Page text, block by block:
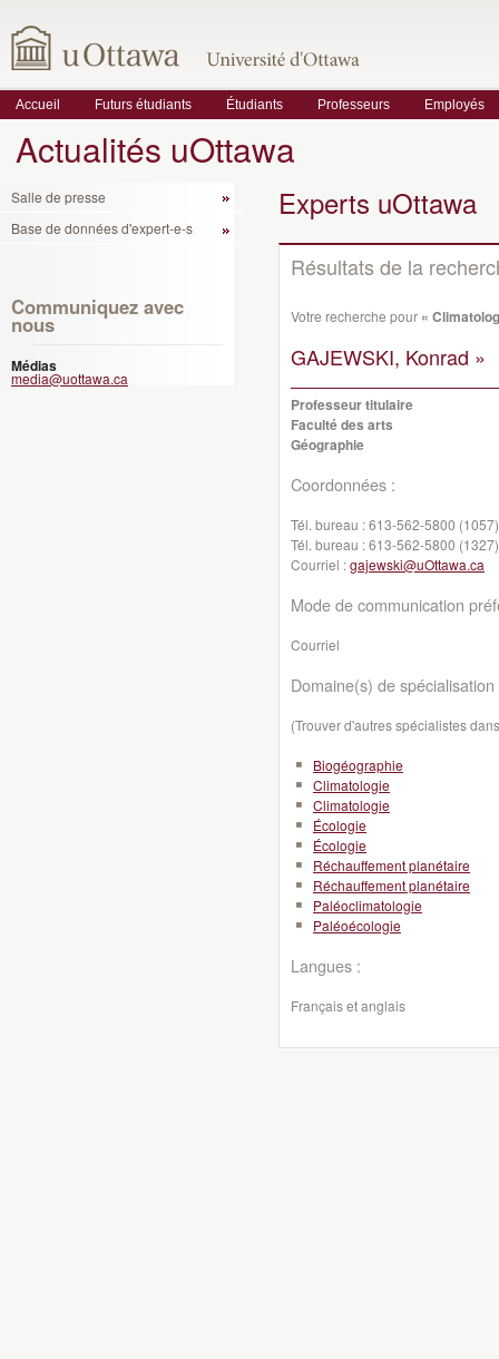
Accueil Futurs étudiants Étudiants Professeurs Employés
Actualités uOttawa
Salle de presse
Base de données d'expert-e-s
Communiquez avec
nous
Médias
media@uottawa.ca
Experts uOttawa
Résultats de la
Votre recherche pour «
GAJEWSKI, Konrad »
Professeur titulaire
Faculté des arts
Géographie
Coordonnées :
Tél. bureau :613-562-5800 (1057)
Tél. bureau :613-562-5800 (1327)
Courriel :gajewski@uOttawa.ca
Mode de communication
Courriel
Domaine(s) de spécialisation
(Trouver d'autres spécialistes
Biogéographie
Climatologie
Climatologie
Écologie
Écologie
Réchauffement planétaire
Réchauffement planétaire
Paléoclimatologie
Paléoécologie
Langues :
Français et anglais